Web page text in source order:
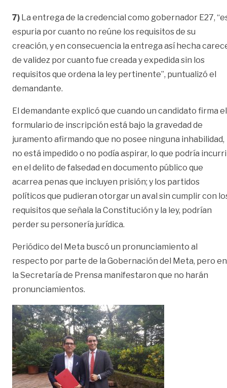
7) La entrega de la credencial como gobernador E27,
espuria por cuanto no reúne los requisitos de su
creación, y en consecuencia la entrega así hecha
de validez por cuanto fue creada y expedida sin los
requisitos que ordena la ley pertinente”, puntualizó el
demandante.
El demandante explicó que cuando un candidato firma el
formulario de inscripción está bajo la gravedad de
juramento afirmando que no posee ninguna inhabilidad,
no está impedido o no podía aspirar, lo que podría
en el delito de falsedad en documento público que
acarrea penas que incluyen prisión; y los partidos
políticos que pudieran otorgar un aval sin cumplir con
requisitos que señala la Constitución y la ley, podrían
perder su personería jurídica.
Periódico del Meta buscó un pronunciamiento al
respecto por parte de la Gobernación del Meta, pero en
la Secretaría de Prensa manifestaron que no harán
pronunciamientos.